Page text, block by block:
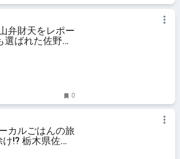
弁財天をレポー
選ばれた佐野市
0
カルごはんの旅
!? 栃木県佐野